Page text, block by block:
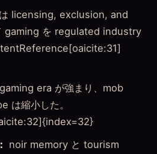
licensing, exclusion, and
gaming を regulated industry
era が強まり、mob
は縮小した。
noir memory と tourism